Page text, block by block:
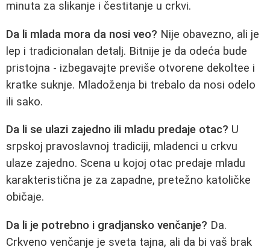
minuta za slikanje i čestitanje u crkvi.
Da li mlada mora da nosi veo? Nije obavezno, ali je
lep i tradicionalan detalj. Bitnije je da odeća bude
pristojna - izbegavajte previše otvorene dekoltee i
kratke suknje. Mladoženja bi trebalo da nosi odelo
ili sako.
Da li se ulazi zajedno ili mladu predaje otac? U
srpskoj pravoslavnoj tradiciji, mladenci u crkvu
ulaze zajedno. Scena u kojoj otac predaje mladu
karakteristična je za zapadne, pretežno katoličke
običaje.
Da li je potrebno i gradjansko venčanje? Da.
Crkveno venčanje je sveta tajna, ali da bi vaš brak